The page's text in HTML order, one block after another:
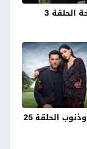
مسلسل القبيحة الحلقة 3
مسلسل ورود وذنوب الحلقة 25